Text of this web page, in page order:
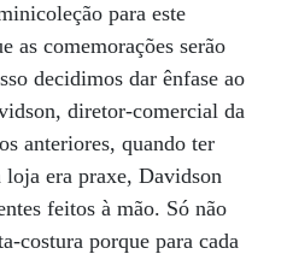
para este
as comemorações serão
decidimos dar ênfase ao
diretor-comercial da
anteriores, quando ter
loja era praxe, Davidson
feitos à mão. Só não
costura porque para cada